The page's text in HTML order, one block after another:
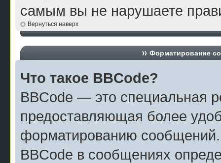
самым вы не нарушаете
Вернуться наверх
Форматирование
Что такое BBCode?
BBCode — это специальная
предоставляющая более
форматированию
BBCode в сообщениях